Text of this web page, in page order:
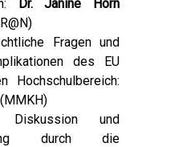
Dr. Janine Horn
Fragen und
des EU
Hochschulbereich:
(MMKH)
Diskussion und
durch die